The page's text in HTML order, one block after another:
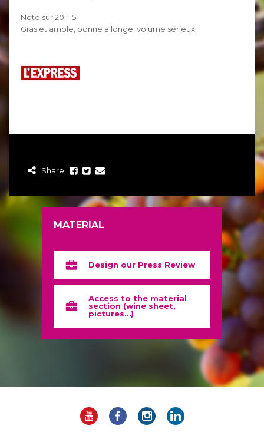
Note sur 20 : 15
Gras et ample, bonne allonge, volume sérieux.
Share
MATERIAL
Design our Press Review
Access to the material
section (wine sheet,
pictures…)